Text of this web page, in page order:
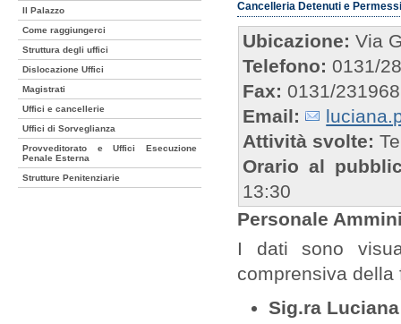
Cancelleria Detenuti e Permessi
Ubicazione: Via
Telefono:0131/
Fax:0131/231968
Email:
Attività svolte:
Orario al
13:30
Personale
I dati sono
comprensiva
Sig.ra
Il Palazzo
Come raggiungerci
Struttura degli uffici
Dislocazione Uffici
Magistrati
Uffici e cancellerie
Uffici di Sorveglianza
Provveditorato e Uffici Esecuzione
Penale Esterna
Strutture Penitenziarie